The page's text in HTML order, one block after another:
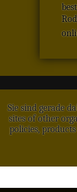
Sie sind gerade
sites of other
policies,